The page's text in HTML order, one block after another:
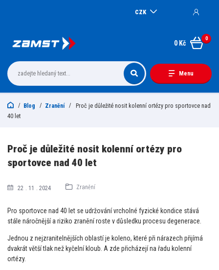
Menu
CZK
0
0 Kč
Blog Zranění
Proč je důležité nosit kolenní ortézy pro sportovce nad
40 let
22 11 2024 Zranění
Proč je důležité nosit kolenní ortézy pro
sportovce nad 40 let
Pro sportovce nad 40 let se udržování vrcholné fyzické kondice stává
stále náročnější a riziko zranění roste v důsledku procesu degenerace.
Jednou z nejzranitelnějších oblastí je koleno, které při nárazech přijímá
dvakrát větší tlak než kyčelní kloub. A zde přicházejí na řadu kolenní
ortézy.